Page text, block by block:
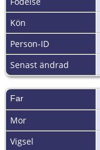
Kön
Person-ID
Senast ändrad
Far
Mor
Vigsel